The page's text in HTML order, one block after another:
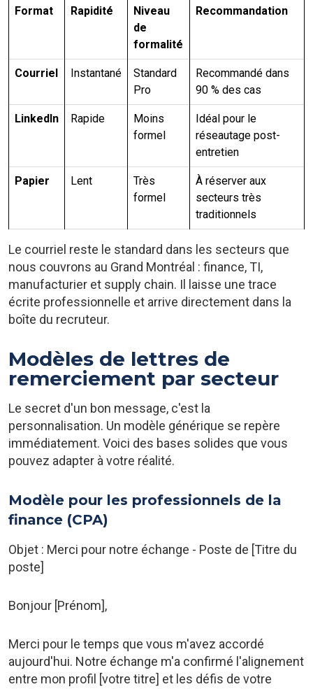
Format Rapidité
Niveau
de
formalité
Recommandation
Courriel Instantané
Standard
Pro
Recommandé dans
90 % des cas
LinkedIn Rapide
Moins
formel
Idéal pour le
réseautage post-
entretien
Papier Lent
Très
formel
À réserver aux
secteurs très
traditionnels
Le courriel reste le standard dans les secteurs que
nous couvrons au Grand Montréal : finance, TI,
manufacturier et supply chain. Il laisse une trace
écrite professionnelle et arrive directement dans la
boîte du recruteur.
Modèles de lettres de
remerciement par secteur
Le secret d'un bon message, c'est la
personnalisation. Un modèle générique se repère
immédiatement. Voici des bases solides que vous
pouvez adapter à votre réalité.
Modèle pour les professionnels de la
finance (CPA)
Objet : Merci pour notre échange - Poste de [Titre du
poste]
Bonjour [Prénom],
Merci pour le temps que vous m'avez accordé
aujourd'hui. Notre échange m'a confirmé l'alignement
entre mon profil [votre titre] et les défis de votre